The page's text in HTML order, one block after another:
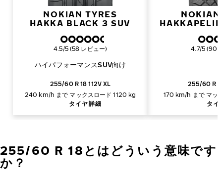
NOKIAN TYRES
HAKKA BLACK 3 SUV
ハイパフォーマンスSUV向け
総合評価
4.5/5 (58 レビュー)
255/60 R 18 112V XL
240 km/h まで マックスロード 1120 kg
タイヤ詳細
NOKIAN
総合評価
4.7/5 (90
255/60 R
170 km/h まで マッ
タイ
255/60 R 18とはどういう意味です
か？